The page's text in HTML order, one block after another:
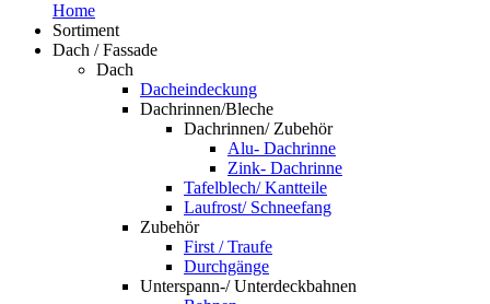
Home
Sortiment
Dach / Fassade
Dach
Dacheindeckung
Dachrinnen/Bleche
Dachrinnen/ Zubehör
Alu- Dachrinne
Zink- Dachrinne
Tafelblech/ Kantteile
Laufrost/ Schneefang
Zubehör
First / Traufe
Durchgänge
Unterspann-/ Unterdeckbahnen